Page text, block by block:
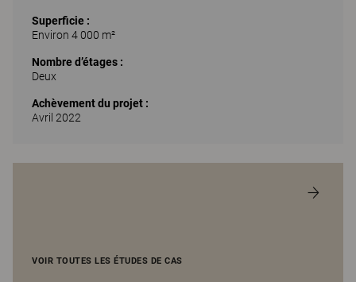
Superficie :
Environ 4 000 m²
Nombre d’étages :
Deux
Achèvement du projet :
Avril 2022
VOIR TOUTES LES ÉTUDES DE CAS